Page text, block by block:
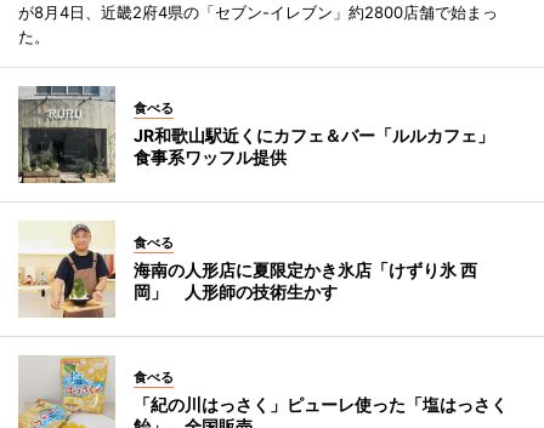
が8月4日、近畿2府4県の「セブン-イレブン」約2800店舗で始まっ
た。
食べる
JR和歌山駅近くにカフェ＆バー「ルルカフェ」
食事系ワッフル提供
食べる
海南の人形店に夏限定かき氷店「けずり氷 西
岡」 人形師の技術生かす
食べる
「紀の川はっさく」ピューレ使った「塩はっさく